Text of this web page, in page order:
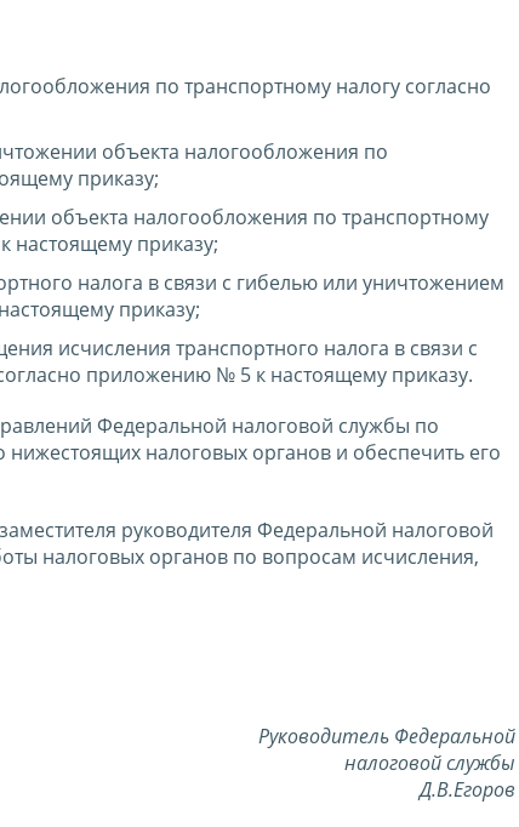
по транспортному налогу согласно
объекта налогообложения по
приказу;
объекта налогообложения по транспортному
настоящему приказу;
налога в связи с гибелью или уничтожением
приказу;
исчисления транспортного налога в связи с
приложению № 5 к настоящему приказу.
Федеральной налоговой службы по
налоговых органов и обеспечить его
руководителя Федеральной налоговой
налоговых органов по вопросам исчисления,
Руководитель Федеральной
налоговой службы
Д.В.Егоров